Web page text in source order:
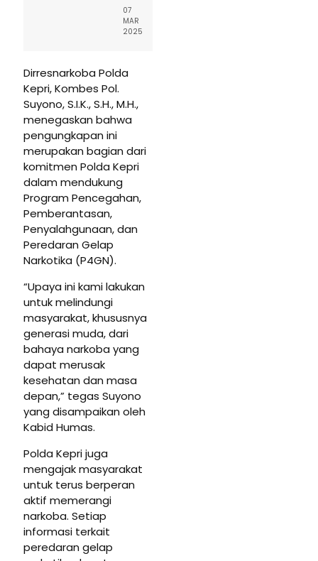
07
MAR
2025
Dirresnarkoba Polda
Kepri, Kombes Pol.
Suyono, S.I.K., S.H., M.H.,
menegaskan bahwa
pengungkapan ini
merupakan bagian dari
komitmen Polda Kepri
dalam mendukung
Program Pencegahan,
Pemberantasan,
Penyalahgunaan, dan
Peredaran Gelap
Narkotika (P4GN).
“Upaya ini kami lakukan
untuk melindungi
masyarakat, khususnya
generasi muda, dari
bahaya narkoba yang
dapat merusak
kesehatan dan masa
depan,” tegas Suyono
yang disampaikan oleh
Kabid Humas.
Polda Kepri juga
mengajak masyarakat
untuk terus berperan
aktif memerangi
narkoba. Setiap
informasi terkait
peredaran gelap